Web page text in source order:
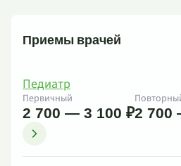
Приемы врачей
Педиатр
Первичный
2 700 — 3 100 ₽2 700